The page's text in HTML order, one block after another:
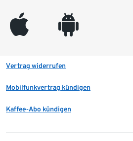
appleinc android
Vertrag widerrufen
Mobilfunkvertrag kündigen
Kaffee-Abo kündigen